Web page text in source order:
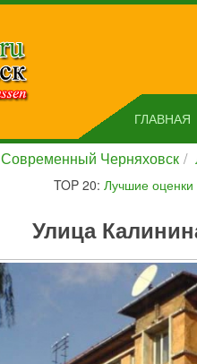
ГЛАВНАЯ
Современный Черняховск
TOP 20: Лучшие оценки
Улица